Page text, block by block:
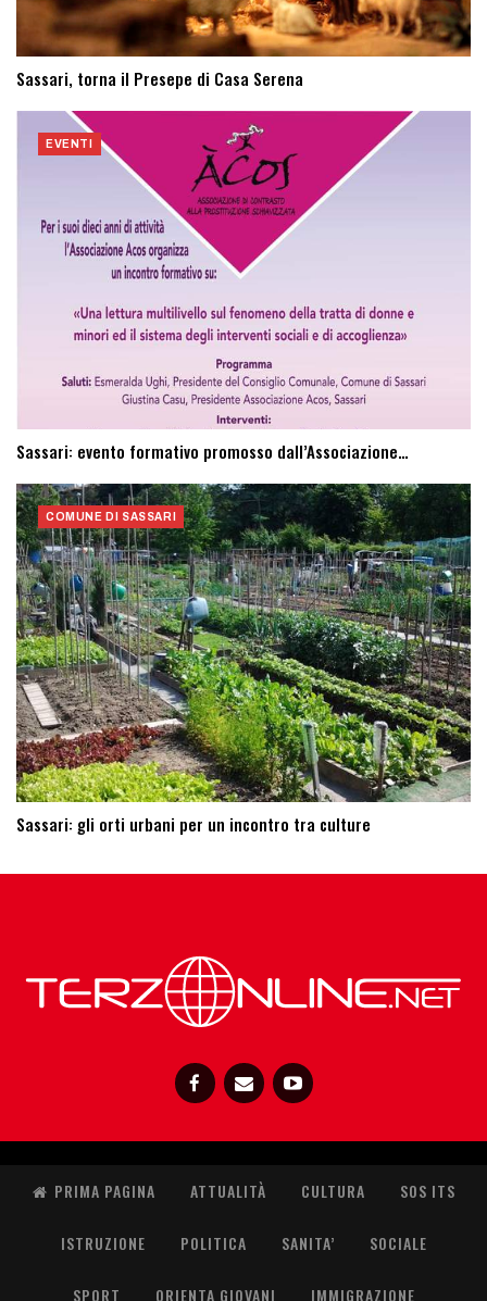
Sassari, torna il Presepe di Casa Serena
EVENTI
Sassari: evento formativo promosso dall’Associazione…
COMUNE DI SASSARI
Sassari: ​gli orti urbani per un incontro tra culture
PRIMA PAGINA ATTUALITÀ CULTURA SOS ITS
ISTRUZIONE POLITICA SANITA’ SOCIALE
SPORT ORIENTA GIOVANI IMMIGRAZIONE